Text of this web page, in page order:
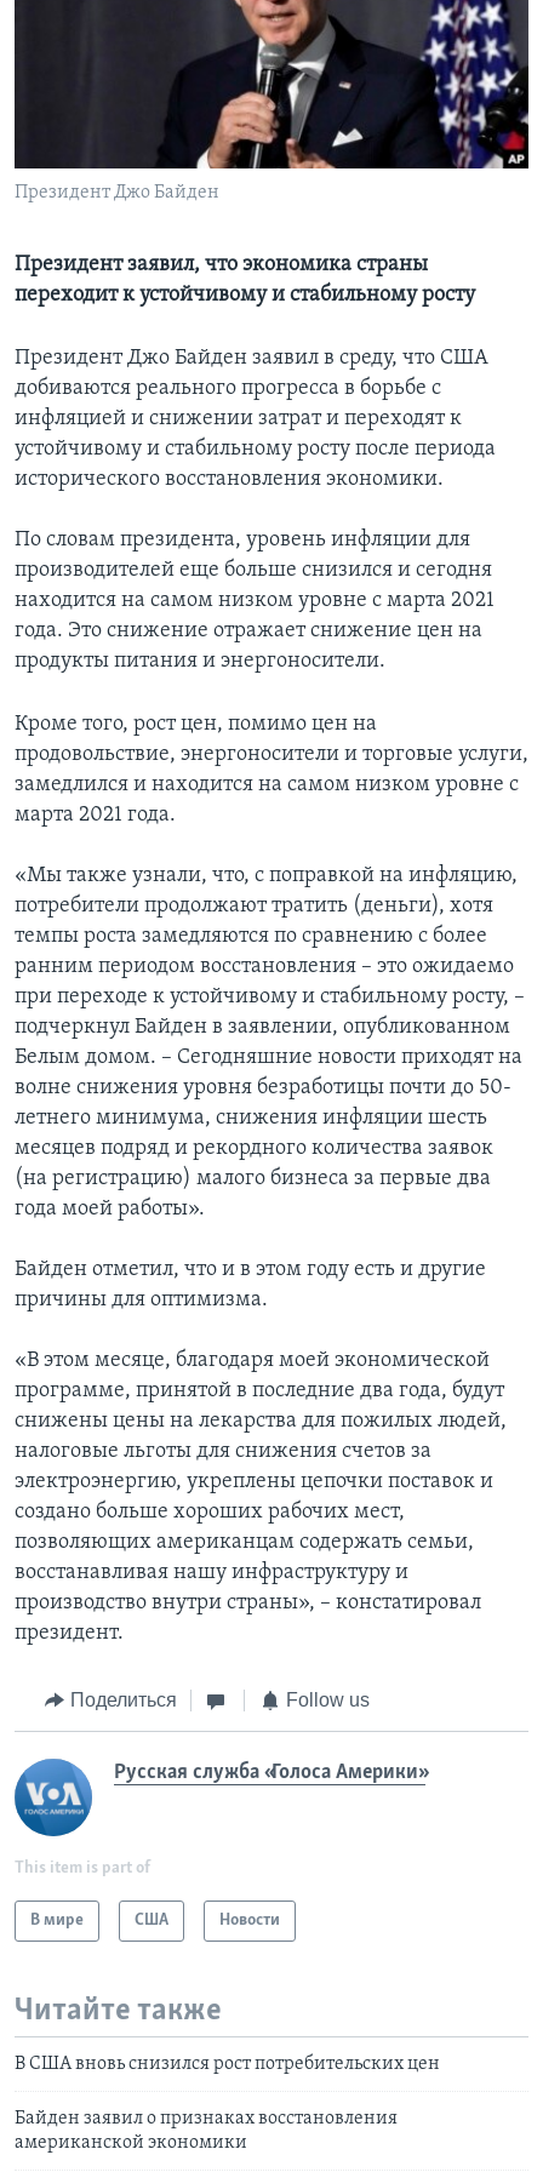
Президент Джо Байден
Президент заявил, что экономика страны
переходит к устойчивому и стабильному росту
Президент Джо Байден заявил в среду, что США
добиваются реального прогресса в борьбе с
инфляцией и снижении затрат и переходят к
устойчивому и стабильному росту после периода
исторического восстановления экономики.
По словам президента, уровень инфляции для
производителей еще больше снизился и сегодня
находится на самом низком уровне с марта 2021
года. Это снижение отражает снижение цен на
продукты питания и энергоносители.
Кроме того, рост цен, помимо цен на
продовольствие, энергоносители и торговые услуги,
замедлился и находится на самом низком уровне с
марта 2021 года.
«Мы также узнали, что, с поправкой на инфляцию,
потребители продолжают тратить (деньги), хотя
темпы роста замедляются по сравнению с более
ранним периодом восстановления – это ожидаемо
при переходе к устойчивому и стабильному росту, –
подчеркнул Байден в заявлении, опубликованном
Белым домом. – Сегодняшние новости приходят на
волне снижения уровня безработицы почти до 50-
летнего минимума, снижения инфляции шесть
месяцев подряд и рекордного количества заявок
(на регистрацию) малого бизнеса за первые два
года моей работы».
Байден отметил, что и в этом году есть и другие
причины для оптимизма.
«В этом месяце, благодаря моей экономической
программе, принятой в последние два года, будут
снижены цены на лекарства для пожилых людей,
налоговые льготы для снижения счетов за
электроэнергию, укреплены цепочки поставок и
создано больше хороших рабочих мест,
позволяющих американцам содержать семьи,
восстанавливая нашу инфраструктуру и
производство внутри страны», – констатировал
президент.
Поделиться Follow us
Русская служба «Голоса Америки»
This item is part of
В мире США Новости
Читайте также
В США вновь снизился рост потребительских цен
Байден заявил о признаках восстановления
американской экономики